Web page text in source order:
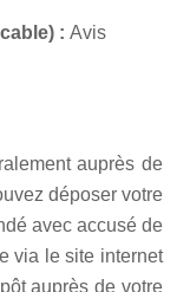
: Avis
auprès de
déposer votre
avec accusé de
via le site internet
auprès de votre